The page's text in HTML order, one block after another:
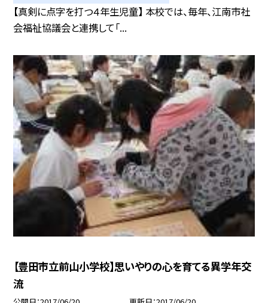
【真剣に点字を打つ４年生児童】 本校では、毎年、江南市社
会福祉協議会と連携して「...
【豊田市立前山小学校】思いやりの心を育てる異学年交
流